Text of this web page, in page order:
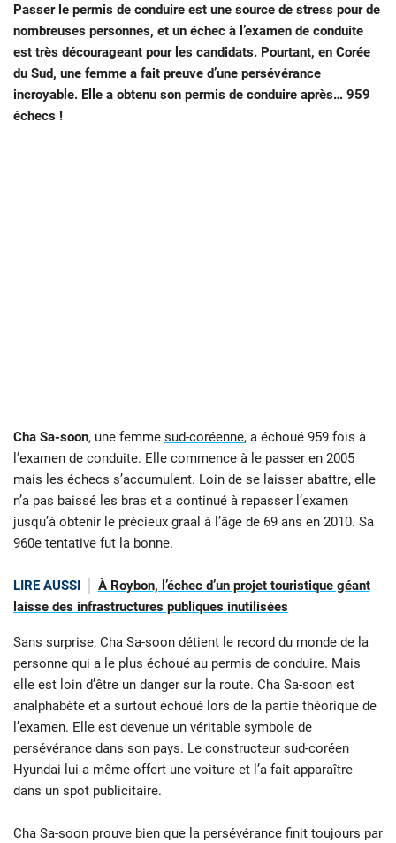
Passer le permis de conduire est une source de stress pour de
nombreuses personnes, et un échec à l’examen de conduite
est très décourageant pour les candidats. Pourtant, en Corée
du Sud, une femme a fait preuve d’une persévérance
incroyable. Elle a obtenu son permis de conduire après… 959
échecs !
Cha Sa-soon, une femme sud-coréenne, a échoué 959 fois à
l’examen de conduite. Elle commence à le passer en 2005
mais les échecs s’accumulent. Loin de se laisser abattre, elle
n’a pas baissé les bras et a continué à repasser l’examen
jusqu’à obtenir le précieux graal à l’âge de 69 ans en 2010. Sa
960e tentative fut la bonne.
LIRE AUSSI
À Roybon, l’échec d’un projet touristique géant
laisse des infrastructures publiques inutilisées
Sans surprise, Cha Sa-soon détient le record du monde de la
personne qui a le plus échoué au permis de conduire. Mais
elle est loin d’être un danger sur la route. Cha Sa-soon est
analphabète et a surtout échoué lors de la partie théorique de
l’examen. Elle est devenue un véritable symbole de
persévérance dans son pays. Le constructeur sud-coréen
Hyundai lui a même offert une voiture et l’a fait apparaître
dans un spot publicitaire.
Cha Sa-soon prouve bien que la persévérance finit toujours par